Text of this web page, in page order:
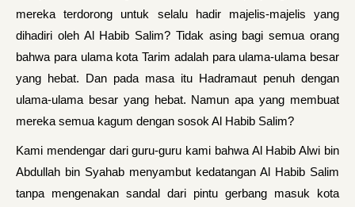
mereka terdorong untuk selalu hadir majelis-majelis yang
dihadiri oleh Al Habib Salim? Tidak asing bagi semua orang
bahwa para ulama kota Tarim adalah para ulama-ulama besar
yang hebat. Dan pada masa itu Hadramaut penuh dengan
ulama-ulama besar yang hebat. Namun apa yang membuat
mereka semua kagum dengan sosok Al Habib Salim?
Kami mendengar dari guru-guru kami bahwa Al Habib Alwi bin
Abdullah bin Syahab menyambut kedatangan Al Habib Salim
tanpa mengenakan sandal dari pintu gerbang masuk kota